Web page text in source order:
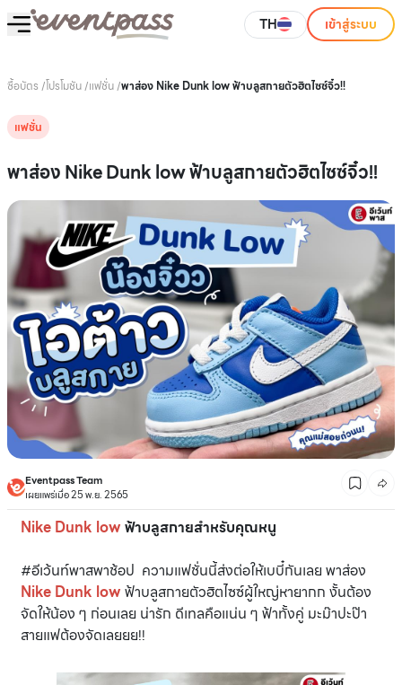
TH เข้าสู่ระบบ
ซื้อบัตร /โปรโมชัน/แฟชั่น/พาส่อง Nike Dunk low ฟ้าบลูสกายตัวฮิตไซซ์จิ๋ว!!
แฟชั่น
พาส่อง Nike Dunk low ฟ้าบลูสกายตัวฮิตไซซ์จิ๋ว!!
Eventpass Team
เผยแพร่เมื่อ 25 พ.ย. 2565
Nike Dunk low ฟ้าบลูสกายสำหรับคุณหนู
#อีเว้นท์พาสพาช้อป ความแฟชั่นนี้ส่งต่อให้เบบี๋กันเลย พาส่อง
Nike Dunk low ฟ้าบลูสกายตัวฮิตไซซ์ผู้ใหญ่หายากก งั้นต้อง
จัดให้น้อง ๆ ก่อนเลย น่ารัก ดีเทลคือแน่น ๆ ฟ้าทั้งคู่ มะม๊าปะป๊า
สายแฟต้องจัดเลยยย!!